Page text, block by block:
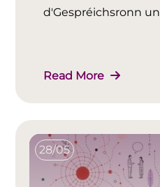
d'Gespréichsronn un
Read More
28/05